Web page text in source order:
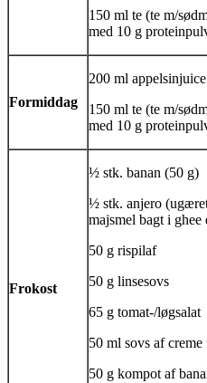
150 ml te (te m/
med 10 g
Formiddag
200 ml appelsinjuice
150 ml te (te m/
med 10 g
Frokost
½ stk. banan (50 g)
½ stk. anjero
majsmel bagt i ghee
50 g rispilaf
50 g linsesovs
65 g tomat-/løgsalat
50 ml sovs af
50 g kompot af